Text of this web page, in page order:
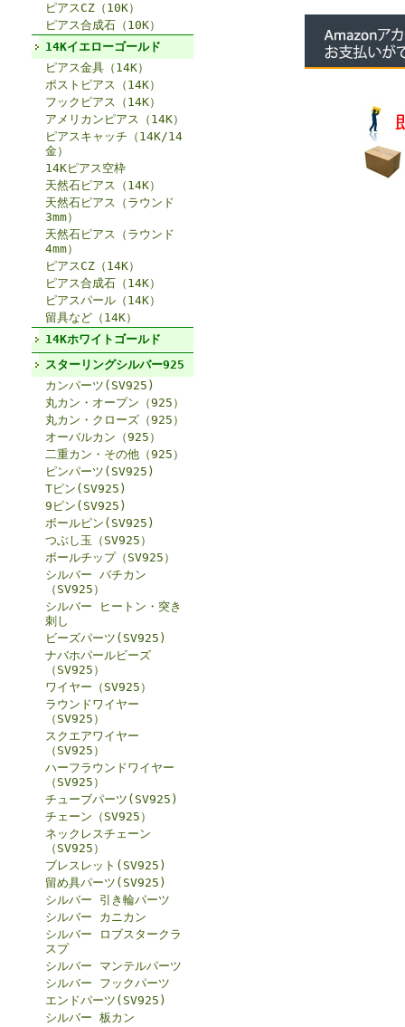
ピアスCZ（10K）
ピアス合成石（10K）
14Kイエローゴールド
ピアス金具（14K）
ポストピアス（14K）
フックピアス（14K）
アメリカンピアス（14K）
ピアスキャッチ（14K/14
金）
14Kピアス空枠
天然石ピアス（14K）
天然石ピアス（ラウンド
3mm）
天然石ピアス（ラウンド
4mm）
ピアスCZ（14K）
ピアス合成石（14K）
ピアスパール（14K）
留具など（14K）
14Kホワイトゴールド
スターリングシルバー925
カンパーツ(SV925)
丸カン・オープン（925）
丸カン・クローズ（925）
オーバルカン（925）
二重カン・その他（925）
ピンパーツ(SV925)
Tピン(SV925)
9ピン(SV925)
ボールピン(SV925)
つぶし玉（SV925）
ボールチップ（SV925）
シルバー バチカン
（SV925）
シルバー ヒートン・突き
刺し
ビーズパーツ(SV925)
ナバホパールビーズ
（SV925）
ワイヤー（SV925）
ラウンドワイヤー
（SV925）
スクエアワイヤー
（SV925）
ハーフラウンドワイヤー
（SV925）
チューブパーツ(SV925)
チェーン（SV925）
ネックレスチェーン
（SV925）
ブレスレット(SV925)
留め具パーツ(SV925)
シルバー 引き輪パーツ
シルバー カニカン
シルバー ロブスタークラ
スプ
シルバー マンテルパーツ
シルバー フックパーツ
エンドパーツ(SV925)
シルバー 板カン